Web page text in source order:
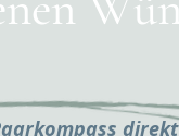
direkt